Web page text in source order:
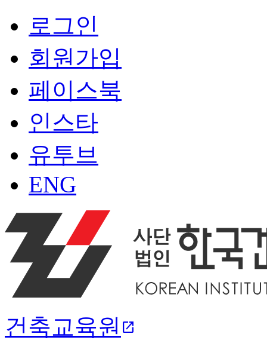
로그인
회원가입
페이스북
인스타
유투브
ENG
건축교육원 open_in_new